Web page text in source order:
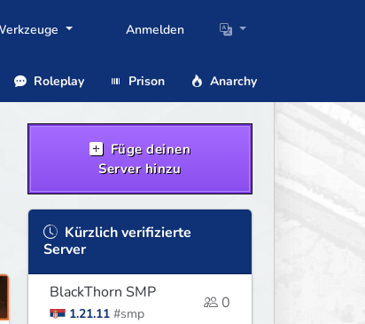
Anmelden
Roleplay Prison Anarchy
Füge deinen
Server hinzu
Kürzlich verifizierte
Server
BlackThorn SMP
1.21.11 #smp
0